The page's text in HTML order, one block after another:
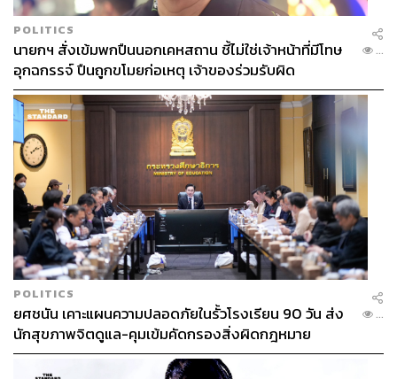
POLITICS
นายกฯ สั่งเข้มพกปืนนอกเคหสถาน ชี้ไม่ใช่เจ้าหน้าที่มีโทษ
อุกฉกรรจ์ ปืนถูกขโมยก่อเหตุ เจ้าของร่วมรับผิด
...
POLITICS
ยศชนัน เคาะแผนความปลอดภัยในรั้วโรงเรียน 90 วัน ส่ง
นักสุขภาพจิตดูแล-คุมเข้มคัดกรองสิ่งผิดกฎหมาย
...